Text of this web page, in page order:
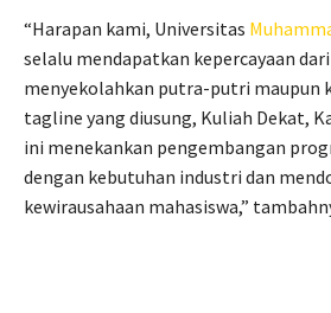
“Harapan kami, Universitas
selalu mendapatkan kepercayaan
menyekolahkan putra-putri maupun
tagline yang diusung, Kuliah Dekat,
ini menekankan pengembangan
dengan kebutuhan industri dan
kewirausahaan mahasiswa,”